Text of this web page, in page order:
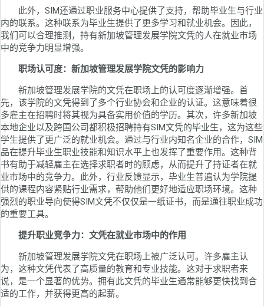
此外，SIM还通过职业服务中心提供了支持，帮助毕业生与行业
内的联系。这种联系为毕业生提供了更多学习和就业机会。因此，
我们可以合理推测，持有新加坡管理发展学院文凭的人在就业市场
中的竞争力明显增强。
职场认可度：新加坡管理发展学院文凭的影响力
新加坡管理发展学院的文凭在职场上的认可度逐渐增强。首
先，该学院的文凭得到了多个行业协会和企业的认证。这意味着很
多雇主在招聘时将其视为具备实用价值的学历。其次，许多新加坡
本地企业以及跨国公司都积极招聘持有SIM文凭的毕业生，这为这些
学生提供了更广泛的就业机会。通过与行业内知名企业的合作，SIM
品在提升毕业生职业技能和知识水平上也发挥了重要作用。这种背
书有助于减轻雇主在选择求职者时的顾虑，从而提升了持证者在就
业市场中的竞争力。此外，行业反馈显示，毕业生普遍认为学院提
供的课程内容紧贴行业需求，帮助他们更好地适应职场环境。这种
强烈的职业导向使得SIM文凭不仅仅是一纸证书，而是通往职业成功
的重要工具。
提升职业竞争力：文凭在就业市场中的作用
新加坡管理发展学院文凭在职场上被广泛认可。许多雇主认
为，这种文凭代表了高质量的教育和专业技能。这对于求职者来
说，是一个显著的优势。拥有此文凭的毕业生通常能够更快找到合
适的工作，并获得更高的起薪。